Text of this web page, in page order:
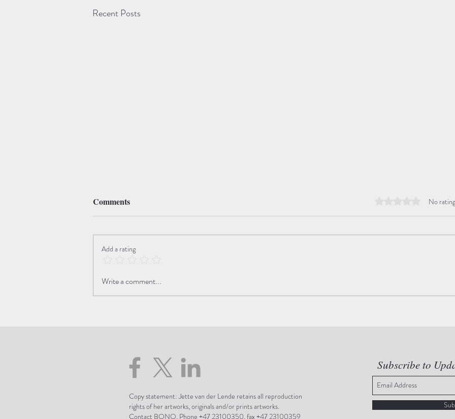
Recent Posts
The Beauty of the Transition
Hope
Comments Rated 0 out of 5
No
Add a rating
Write a comment...
Copy statement: Jette van der Lende retains all reproduction
rights of her artworks, originals and/or prints artworks.
Contact BONO, Phone +47 23100350, fax +47 23100359
Subscribe to